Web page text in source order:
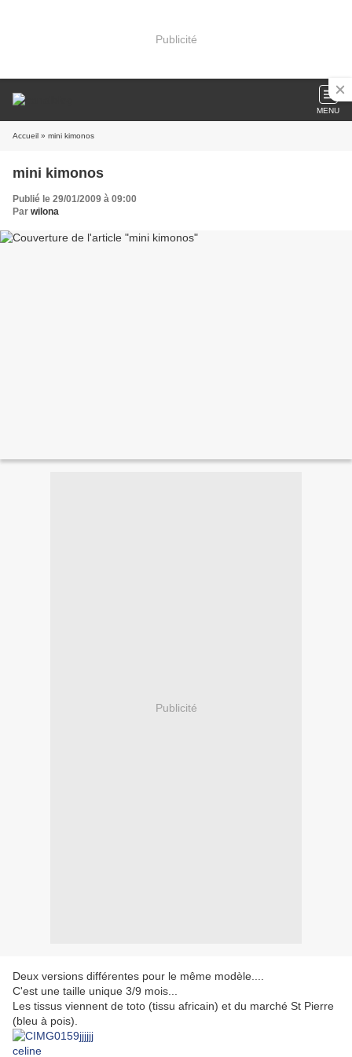
Publicité
MENU
Accueil » mini kimonos
mini kimonos
Publié le 29/01/2009 à 09:00
Par wilona
Publicité
Deux versions différentes pour le même modèle....
C'est une taille unique 3/9 mois...
Les tissus viennent de toto (tissu africain) et du marché St Pierre
(bleu à pois).
celine